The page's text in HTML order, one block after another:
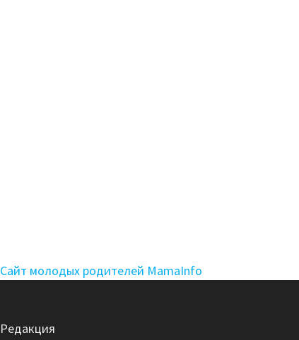
Сайт молодых родителей MamaInfo
Редакция